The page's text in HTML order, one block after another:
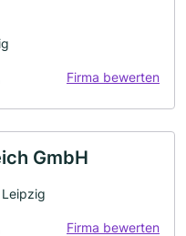
Firma bewerten
GmbH
Firma bewerten